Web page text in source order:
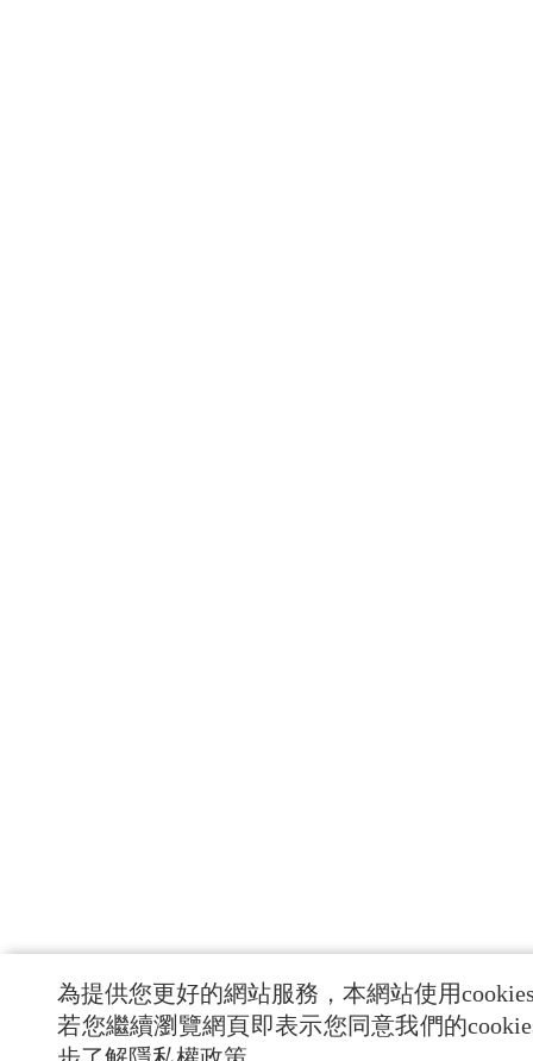
為提供您更好的網站服務，本網站使用
若您繼續瀏覽網頁即表示您同意我們的